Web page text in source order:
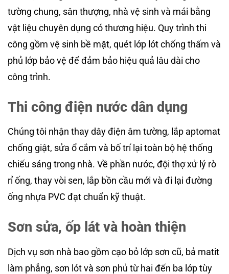
tường chung, sân thượng, nhà vệ sinh và mái bằng
vật liệu chuyên dụng có thương hiệu. Quy trình thi
công gồm vệ sinh bề mặt, quét lớp lót chống thấm và
phủ lớp bảo vệ để đảm bảo hiệu quả lâu dài cho
công trình.
Thi công điện nước dân dụng
Chúng tôi nhận thay dây điện âm tường, lắp aptomat
chống giật, sửa ổ cắm và bố trí lại toàn bộ hệ thống
chiếu sáng trong nhà. Về phần nước, đội thợ xử lý rò
rỉ ống, thay vòi sen, lắp bồn cầu mới và đi lại đường
ống nhựa PVC đạt chuẩn kỹ thuật.
Sơn sửa, ốp lát và hoàn thiện
Dịch vụ sơn nhà bao gồm cạo bỏ lớp sơn cũ, bả matit
làm phẳng, sơn lót và sơn phủ từ hai đến ba lớp tùy